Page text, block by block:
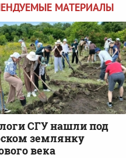
МАТЕРИАЛЫ
СГУ нашли под
землянку
века